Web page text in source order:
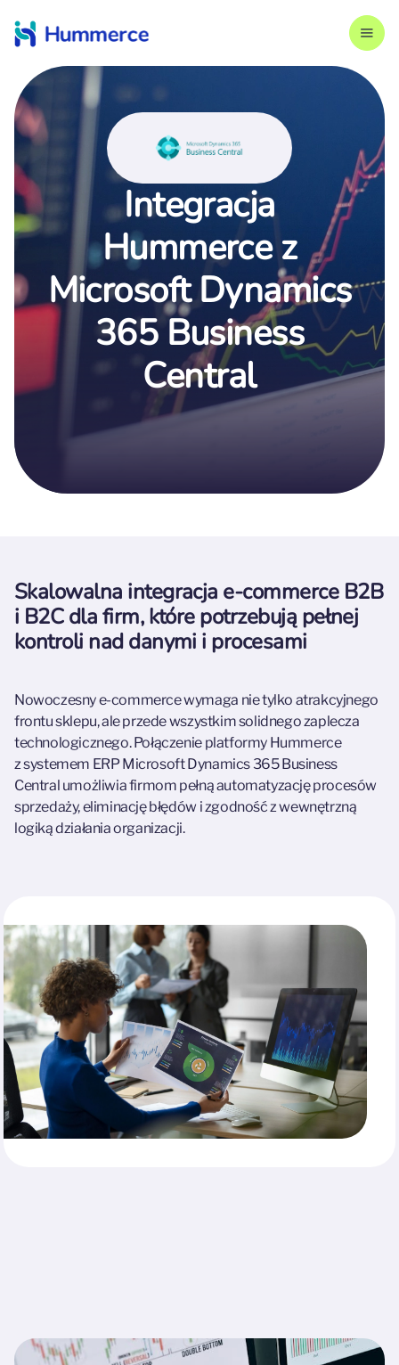
Integracja
Hummerce z
Microsoft Dynamics
365 Business
Central
Skalowalna integracja e-commerce B2B
i B2C dla firm, które potrzebują pełnej
kontroli nad danymi i procesami
Nowoczesny e-commerce wymaga nie tylko atrakcyjnego
frontu sklepu, ale przede wszystkim solidnego zaplecza
technologicznego. Połączenie platformy Hummerce
z systemem ERP Microsoft Dynamics 365 Business
Central umożliwia firmom pełną automatyzację procesów
sprzedaży, eliminację błędów i zgodność z wewnętrzną
logiką działania organizacji.